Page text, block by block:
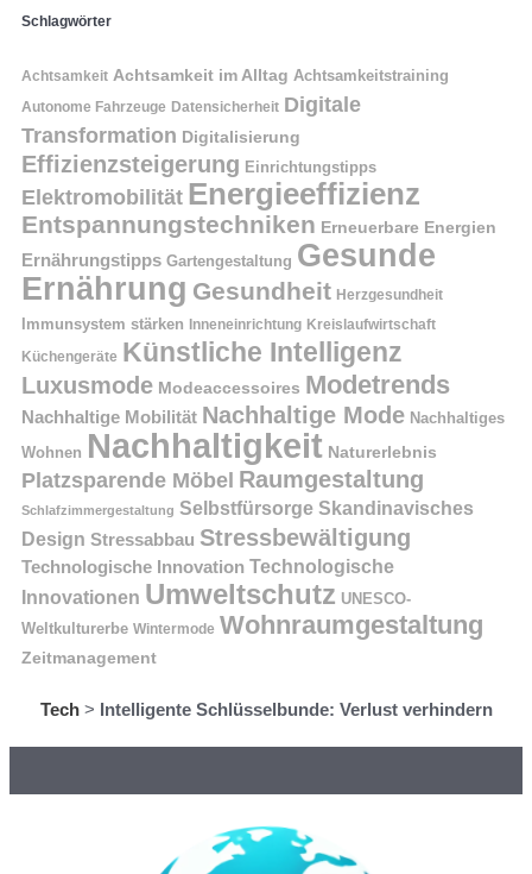
Schlagwörter
Achtsamkeit Achtsamkeit im Alltag Achtsamkeitstraining
Autonome Fahrzeuge Datensicherheit Digitale
Transformation Digitalisierung
Effizienzsteigerung Einrichtungstipps
Elektromobilität Energieeffizienz
Entspannungstechniken Erneuerbare Energien
Ernährungstipps Gartengestaltung Gesunde
Ernährung Gesundheit Herzgesundheit
Immunsystem stärken Inneneinrichtung Kreislaufwirtschaft
Küchengeräte Künstliche Intelligenz
Luxusmode Modeaccessoires Modetrends
Nachhaltige Mobilität Nachhaltige Mode Nachhaltiges
Wohnen Nachhaltigkeit Naturerlebnis
Platzsparende Möbel Raumgestaltung
Schlafzimmergestaltung Selbstfürsorge Skandinavisches
Design Stressabbau Stressbewältigung
Technologische Innovation Technologische
Innovationen Umweltschutz UNESCO-
Weltkulturerbe Wintermode Wohnraumgestaltung
Zeitmanagement
Tech> Intelligente Schlüsselbunde: Verlust verhindern